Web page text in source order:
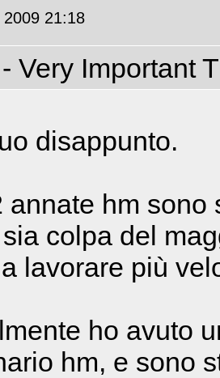
21:18
- Very Important
disappunto.
annate hm
colpa del
lavorare più
ho avuto
hm, e sono